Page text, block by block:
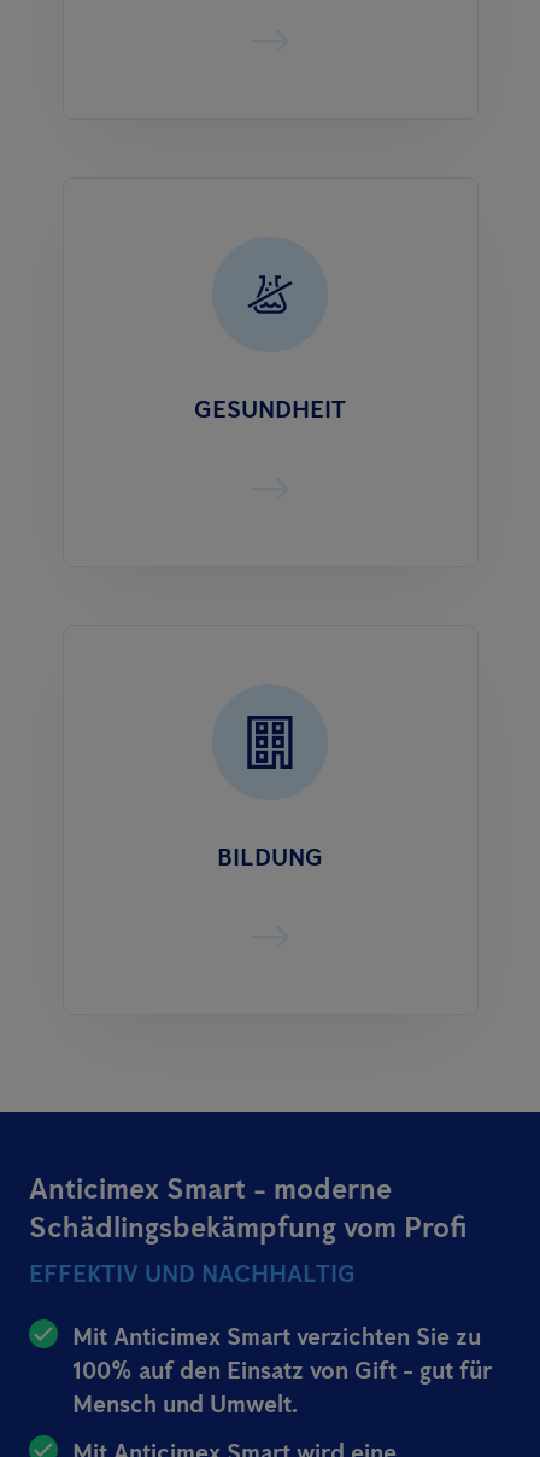
GESUNDHEIT
BILDUNG
Anticimex Smart - moderne
Schädlingsbekämpfung vom Profi
EFFEKTIV UND NACHHALTIG
Mit Anticimex Smart verzichten Sie zu
100% auf den Einsatz von Gift - gut für
Mensch und Umwelt.